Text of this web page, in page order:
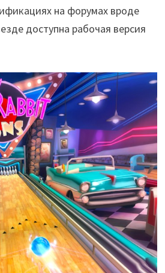
на форумах вроде
доступна рабочая версия